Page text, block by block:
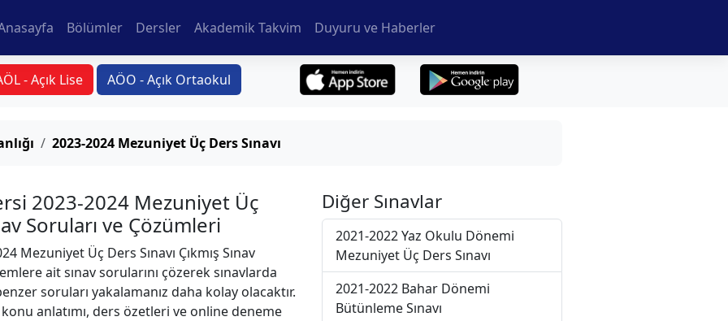
Bölümler Dersler Akademik Takvim Duyuru ve Haberler
- Açık Lise AÖO - Açık Ortaokul
2023-2024 Mezuniyet Üç Ders Sınavı
2023-2024 Mezuniyet Üç
Soruları ve Çözümleri
Mezuniyet Üç Ders Sınavı Çıkmış Sınav
ait sınav sorularını çözerek sınavlarda
soruları yakalamanız daha kolay olacaktır.
konu anlatımı, ders özetleri ve online deneme
Diğer Sınavlar
2021-2022 Yaz Okulu Dönemi
Mezuniyet Üç Ders Sınavı
2021-2022 Bahar Dönemi
Bütünleme Sınavı